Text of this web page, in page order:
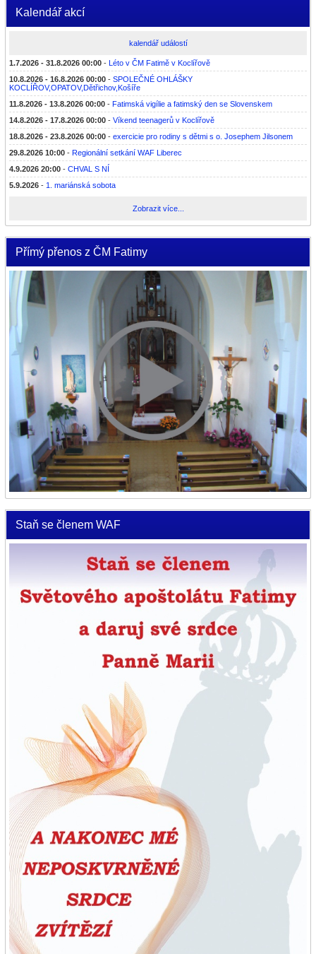
Kalendář akcí
kalendář událostí
1.7.2026 - 31.8.2026 00:00 - Léto v ČM Fatimě v Koclířově
10.8.2026 - 16.8.2026 00:00 - SPOLEČNÉ OHLÁŠKY
KOCLÍŘOV,OPATOV,Dětřichov,Košíře
11.8.2026 - 13.8.2026 00:00 - Fatimská vigílie a fatimský den se Slovenskem
14.8.2026 - 17.8.2026 00:00 - Víkend teenagerů v Koclířově
18.8.2026 - 23.8.2026 00:00 - exercicie pro rodiny s dětmi s o. Josephem Jilsonem
29.8.2026 10:00 - Regionální setkání WAF Liberec
4.9.2026 20:00 - CHVAL S NÍ
5.9.2026 - 1. mariánská sobota
Zobrazit více...
Přímý přenos z ČM Fatimy
Staň se členem WAF